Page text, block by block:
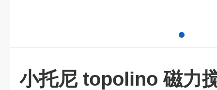
小托尼 topolino 磁力